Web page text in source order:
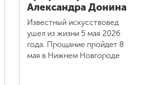
Александра Донина
Известный искусствовед
ушел из жизни 5 мая 2026
года. Прощание пройдет 8
мая в Нижнем Новгороде